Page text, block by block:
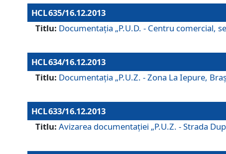
HCL 635/16.12.2013
Titlu: Documentaţia „P.U.D. - Centru comercial,
HCL 634/16.12.2013
Titlu: Documentaţia „P.U.Z. - Zona La Iepure,
HCL 633/16.12.2013
Titlu: Avizarea documentaţiei „P.U.Z. - Strada